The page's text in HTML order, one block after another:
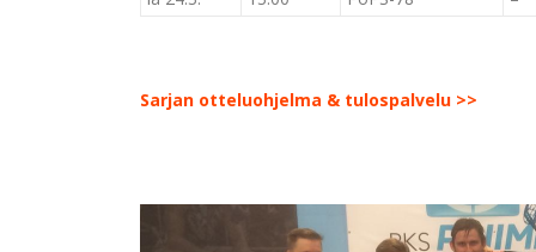
Sarjan otteluohjelma & tulospalvelu >>